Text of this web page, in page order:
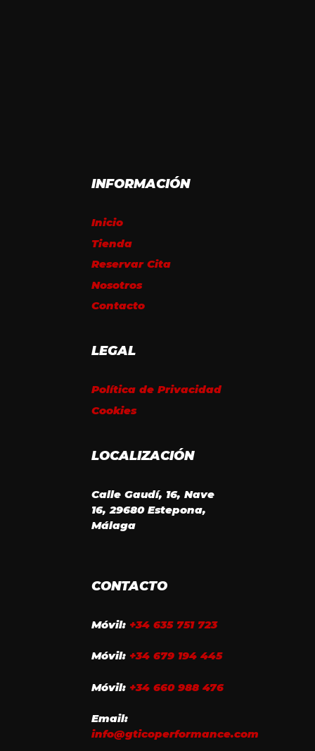
INFORMACIÓN
Inicio
Tienda
Reservar Cita
Nosotros
Contacto
LEGAL
Política de Privacidad
Cookies
LOCALIZACIÓN
Calle Gaudí, 16, Nave
16, 29680 Estepona,
Málaga
CONTACTO
Móvil: +34 635 751 723
Móvil: +34 679 194 445
Móvil: +34 660 988 476
Email:
info@gticoperformance.com